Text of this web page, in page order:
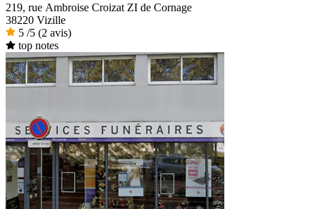
219, rue Ambroise Croizat ZI de Cornage
38220 Vizille
5 /5 (2 avis)
top notes